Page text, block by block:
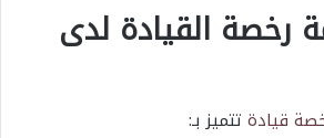
رخصة القيادة لدى
قيادة تتميز بـ: